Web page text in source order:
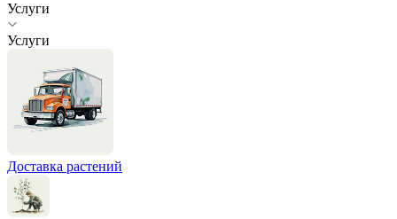
Услуги
Услуги
Доставка растений